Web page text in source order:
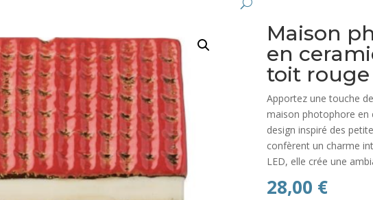
Maison
en
toit rouge
Apportez une touche
maison photophore en
design inspiré des
confèrent un charme
LED, elle crée une
28,00 €